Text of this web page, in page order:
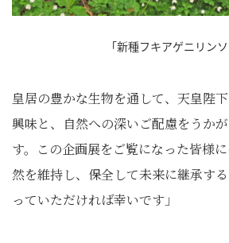
「新種フキアゲニリンソ
皇居の豊かな生物を通して、天皇陛
興味と、自然への深いご配慮をうか
す。この企画展をご覧になった皆様
然を維持し、保全して未来に継承す
っていただければ幸いです」